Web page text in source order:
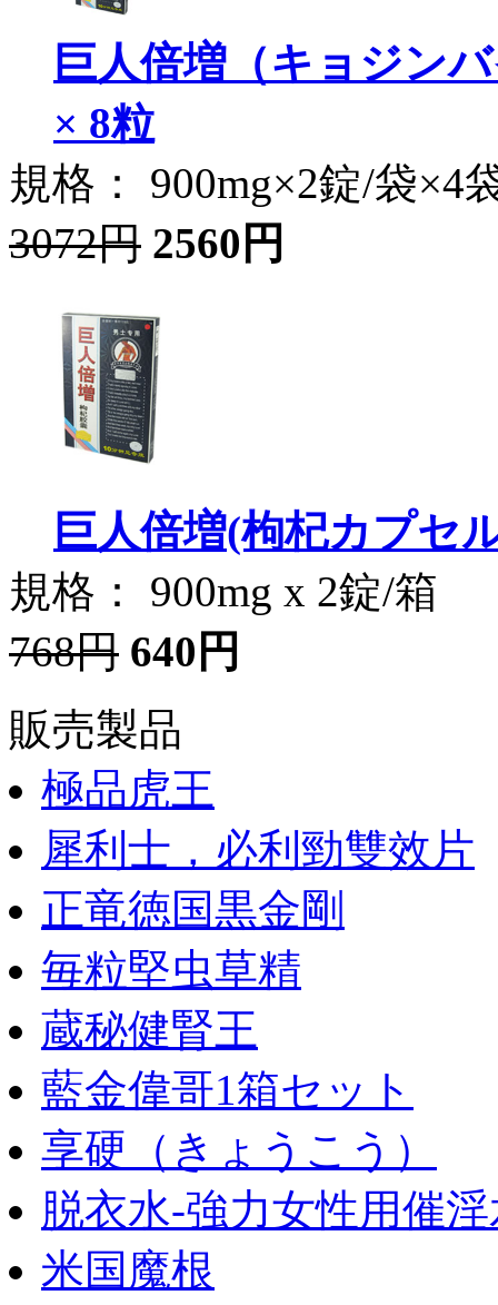
巨人倍増（キョジン
× 8粒
規格： 900mg×2錠/袋×4
3072円 2560円
巨人倍増(枸杞カプセ
規格： 900mg x 2錠/箱
768円 640円
販売製品
極品虎王
犀利士，必利勁雙效片
正竜徳国黒金剛
毎粒堅虫草精
蔵秘健腎王
藍金偉哥1箱セット
享硬（きょうこう）
脱衣水-強力女性用催
米国魔根